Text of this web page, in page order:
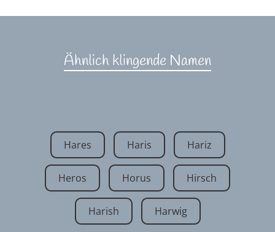
Ähnlich klingende Namen
Hares Haris Hariz
Heros Horus Hirsch
Harish Harwig